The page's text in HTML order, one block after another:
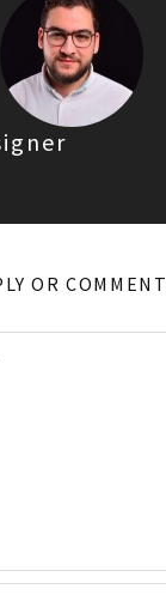
OR COMMENT